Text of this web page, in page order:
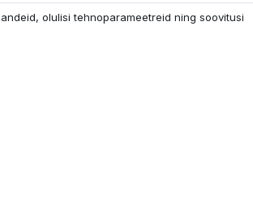
olulisi tehnoparameetreid ning soovitusi